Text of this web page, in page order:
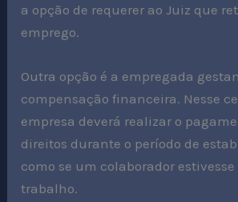
a opção de requerer ao Juiz que
emprego.
Outra opção é a empregada
compensação financeira. Nesse
empresa deverá realizar o
direitos durante o período de
como se um colaborador
trabalho.